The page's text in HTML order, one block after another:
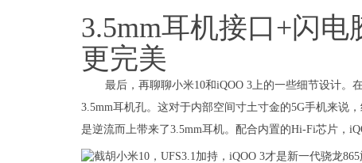
3.5mm耳机接口+闪
更完美
最后，再聊聊小米10和iQOO 3上的一些细节设计。
3.5mm耳机孔。这对于内部空间寸土寸金的5G手机来说
是逆流而上带来了3.5mm耳机。配合内置的Hi-Fi芯片，